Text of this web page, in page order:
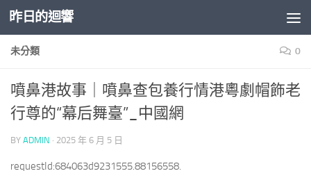
Skip to content
昨日的迴響
未分類 0
噴鼻港故事｜噴鼻查包養行情港粵劇帽飾老
行尊的“幕后舞臺”_中國網
BY ADMIN · 2025 年 6 月 5 日
requestId:684063d9231555.88156558.